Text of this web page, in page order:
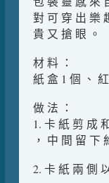
對 可 穿 出 樂
貴 又 搶 眼 。
材 料 ：
紙 盒 1 個 、
做 法 ：
1. 卡 紙 剪 成
， 中 間 留 下
2. 卡 紙 兩 側